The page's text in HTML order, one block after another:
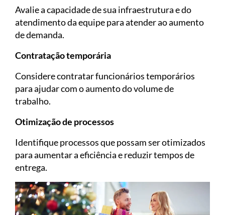
Avalie a capacidade de sua infraestrutura e do
atendimento da equipe para atender ao aumento
de demanda.
Contratação temporária
Considere contratar funcionários temporários
para ajudar com o aumento do volume de
trabalho.
Otimização de processos
Identifique processos que possam ser otimizados
para aumentar a eficiência e reduzir tempos de
entrega.